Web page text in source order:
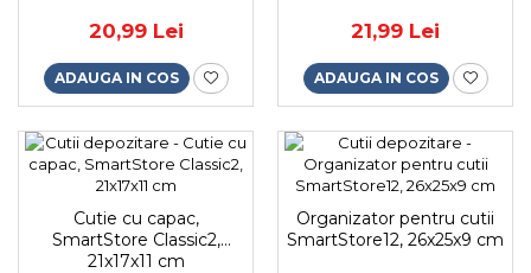
20,99 Lei
ADAUGA IN COS
21,99 Lei
ADAUGA IN COS
Cutie cu capac,
SmartStore Classic2,
21x17x11 cm
Organizator pentru cutii
SmartStore12, 26x25x9 cm